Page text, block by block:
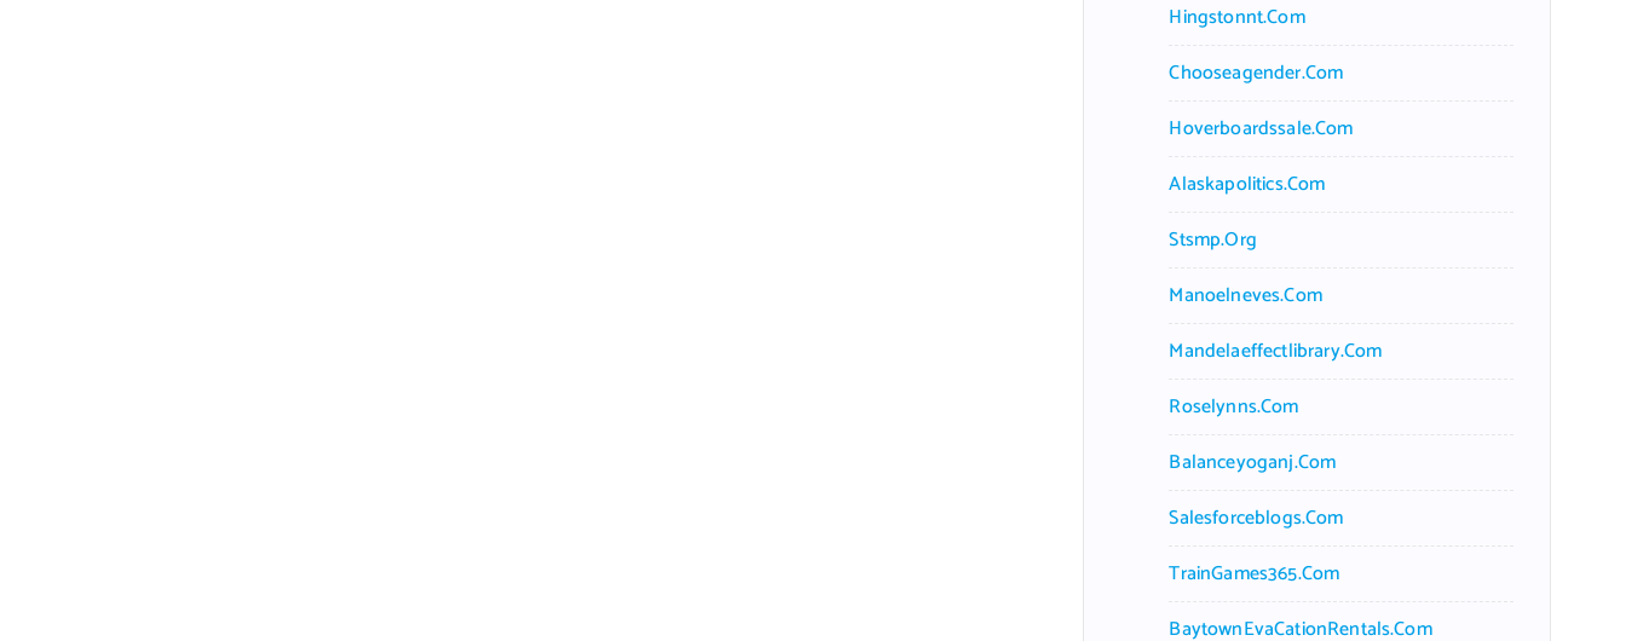
Hingstonnt.com
Chooseagender.com
Hoverboardssale.com
Alaskapolitics.com
Stsmp.org
Manoelneves.com
Mandelaeffectlibrary.com
Roselynns.com
Balanceyoganj.com
Salesforceblogs.com
TrainGames365.com
BaytownEvaCationRentals.com